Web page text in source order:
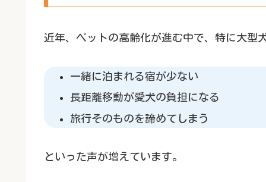
近年、ペットの高齢化が進む中で、特に大型
一緒に泊まれる宿が少ない
長距離移動が愛犬の負担になる
旅行そのものを諦めてしまう
といった声が増えています。